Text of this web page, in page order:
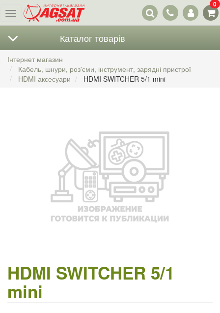
Меню
Наші
контакти
0
Каталог товарів
Інтернет магазин
Кабель, шнури, роз'єми, інструмент, зарядні пристрої
HDMI аксесуари
HDMI SWITCHER 5/1 mini
HDMI SWITCHER 5/1
mini